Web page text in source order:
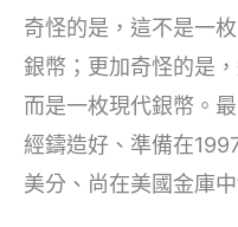
奇怪的是，這不是一
銀幣；更加奇怪的是
而是一枚現代銀幣。
經鑄造好、準備在
美分、尚在美國金庫